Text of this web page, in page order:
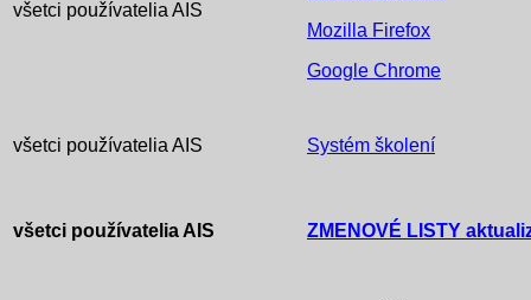
všetci používatelia AIS
Mozilla Firefox
Google Chrome
všetci používatelia AIS Systém školení
všetci používatelia AIS ZMENOVÉ LISTY